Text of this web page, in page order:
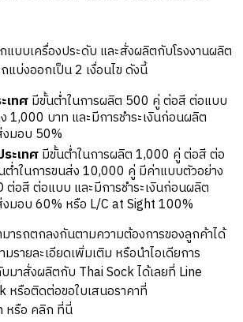
แบบเครื่องประดับ และสั่งผลิตกับโรงงานผลิต
แบ่งออกเป็น 2 เงื่อนไข ดังนี้
เทศมีขั้นต่ำในการผลิต 500 คู่ ต่อสี ต่อแบบ
1,000 บาท และมีการชำระเงินก่อนผลิต
มอบ 50%
ะเทศมีขั้นต่ำในการผลิต 1,000 คู่ ต่อสี ต่อ
ำในการขนส่ง 10,000 คู่ มีค่าแบบตัวอย่าง
ต่อสี ต่อแบบ และมีการชำระเงินก่อนผลิต
มอบ 60% หรือ L/C at Sight 100%
มารถตกลงกันตามความต้องการของลูกค้าได้
ายละเอียดเพิ่มเติม หรือนำไอเดียการ
มาสั่งผลิตกับ Thai Sock ได้เลยที่ Line
หรือติดต่อขอใบเสนอราคาที่
หรือ คลิก ที่นี่